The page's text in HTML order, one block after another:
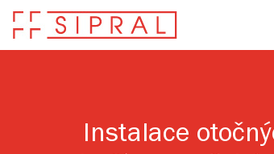
Instalace